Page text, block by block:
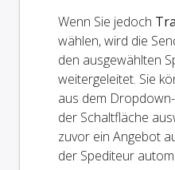
Wenn Sie jedoch
wählen, wird die
den ausgewählten
weitergeleitet. Sie
aus dem
der Schaltfläche
zuvor ein Angebot
der Spediteur